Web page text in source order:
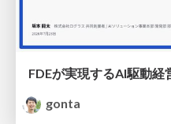
FDEが実現するAI駆動経
gonta